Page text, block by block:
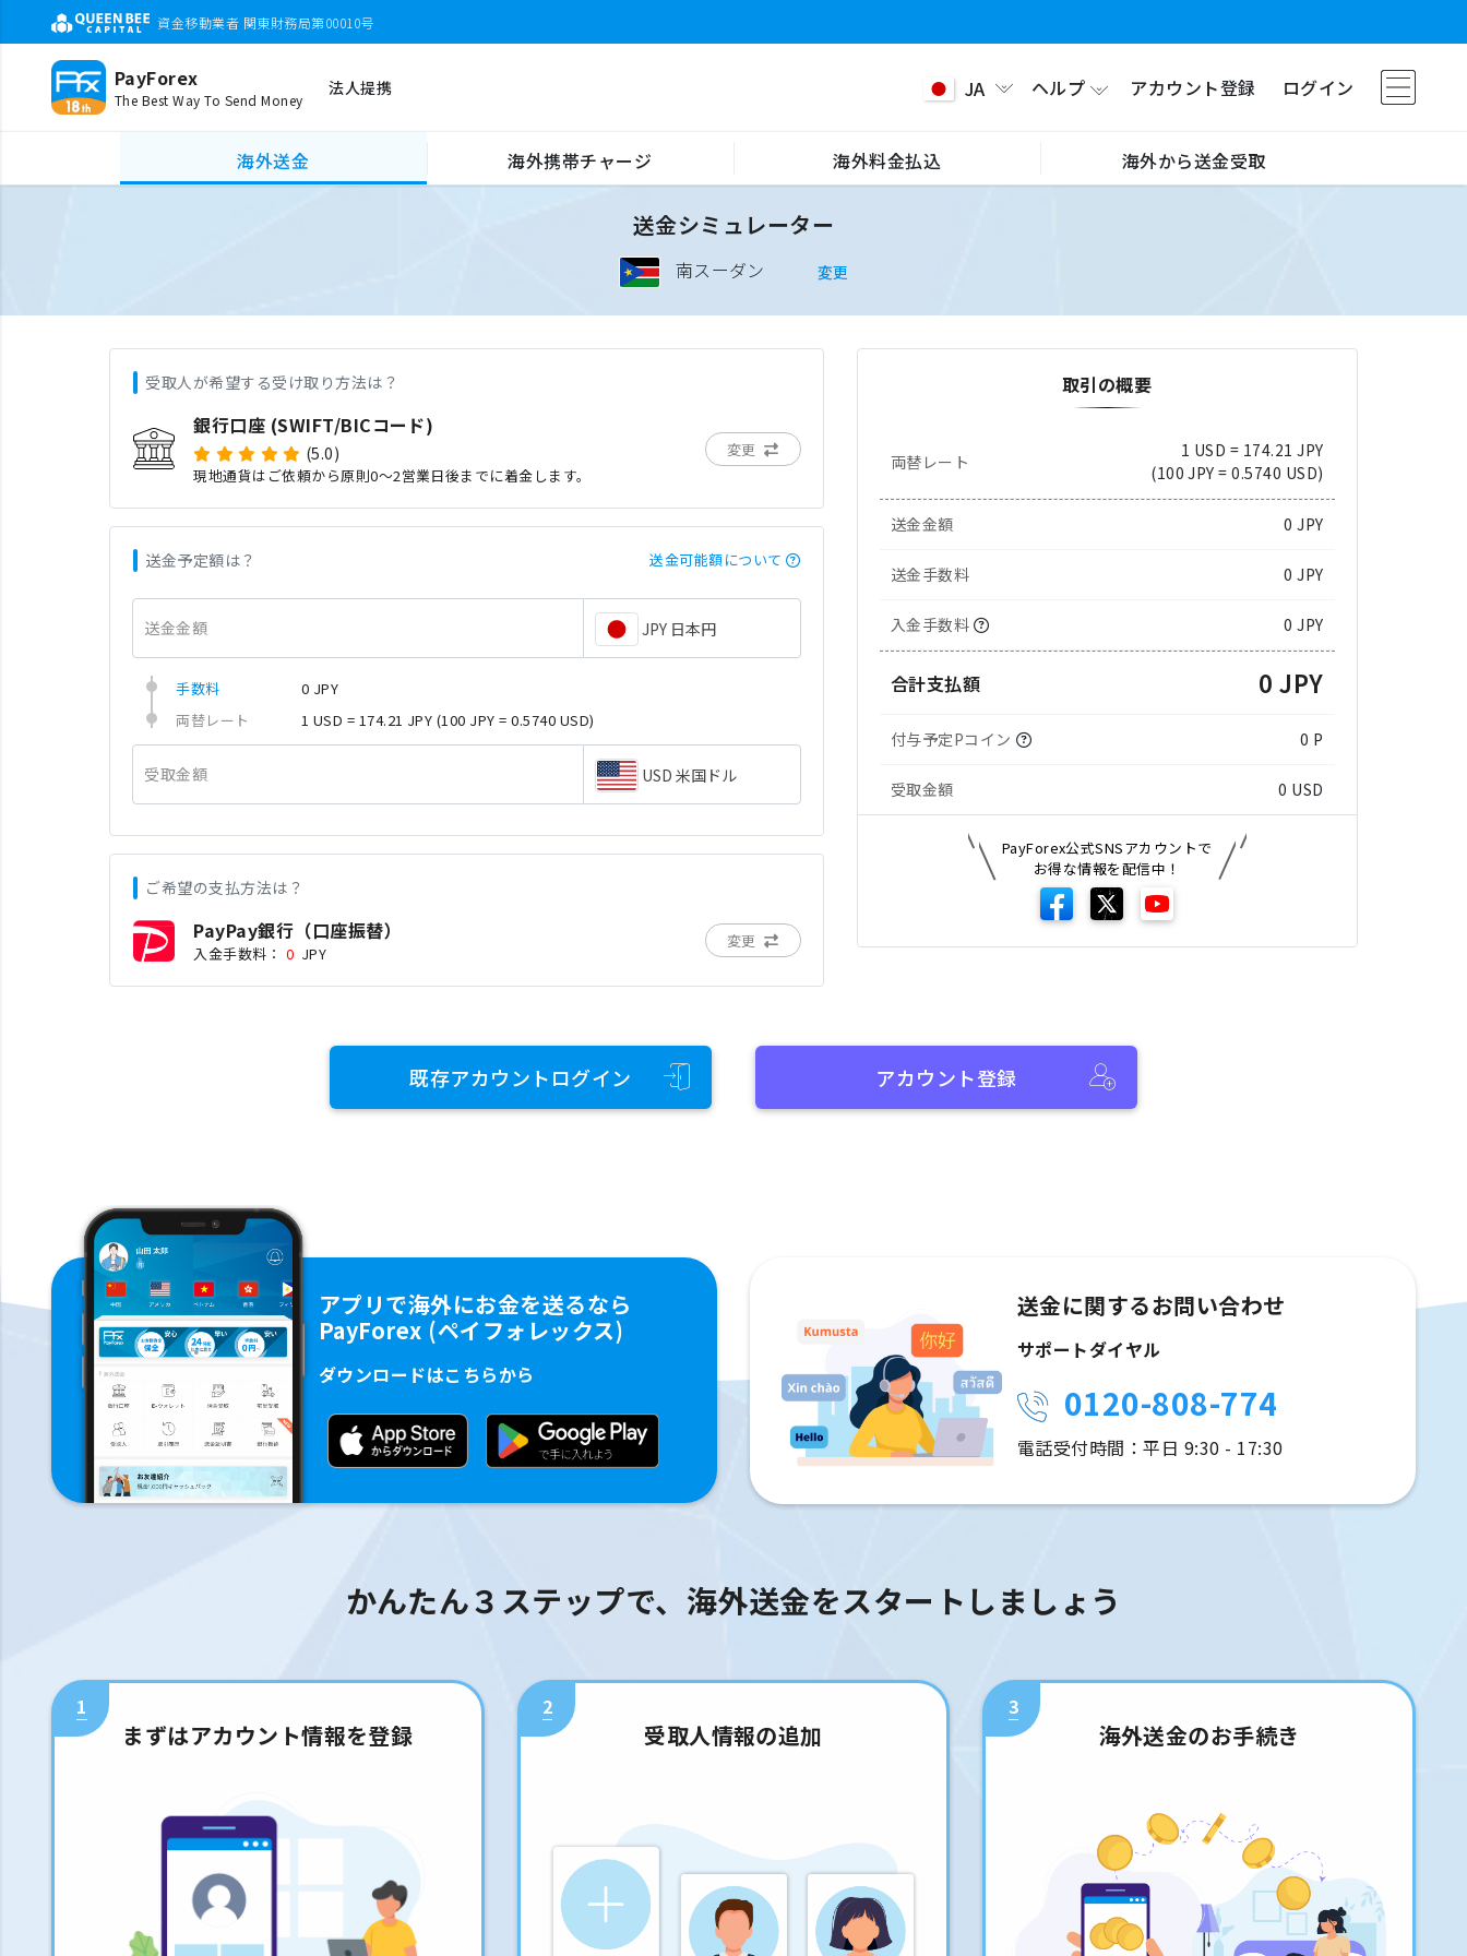
資金移動業者 関東財務局第00010号
PayForex
The Best Way To Send Money
法人提携 JA ヘルプ アカウント登録 ログイン
海外送金 海外携帯チャージ 海外料金払込 海外から送金受取
送金シミュレーター
南スーダン 変更
受取人が希望する受け取り方法は？
銀行口座 (SWIFT/BICコード)
(5.0)
現地通貨はご依頼から原則0〜2営業日後までに着金します。
変更
送金予定額は？ 送金可能額について
送金金額 JPY 日本円
手数料
0 JPY
両替レート
1 USD = 174.21 JPY (100 JPY = 0.5740 USD)
受取金額 USD 米国ドル
ご希望の支払方法は？
PayPay銀行（口座振替）
入金手数料： 0 JPY
変更
取引の概要
両替レート
1 USD = 174.21 JPY
(100 JPY = 0.5740 USD)
送金金額 0 JPY
送金手数料 0 JPY
入金手数料 0 JPY
合計支払額 0 JPY
付与予定Pコイン 0 P
受取金額 0 USD
PayForex公式SNSアカウントで
お得な情報を配信中！
既存アカウントログイン アカウント登録
アプリで海外にお金を送るなら
PayForex (ペイフォレックス)
ダウンロードはこちらから
送金に関するお問い合わせ
サポートダイヤル
0120-808-774
電話受付時間：平日 9:30 - 17:30
かんたん３ステップで、海外送金をスタートしましょう
1
まずはアカウント情報を登録
2
受取人情報の追加
3
海外送金のお手続き